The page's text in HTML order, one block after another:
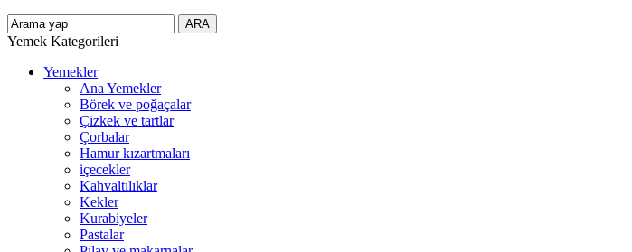
Yemek Kategorileri
Yemekler
Ana Yemekler
Börek ve poğaçalar
Çizkek ve tartlar
Çorbalar
Hamur kızartmaları
içecekler
Kahvaltılıklar
Kekler
Kurabiyeler
Pastalar